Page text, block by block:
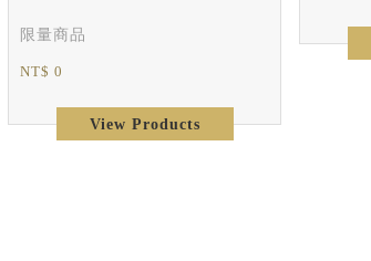
限量商品
NT$ 0
View Products